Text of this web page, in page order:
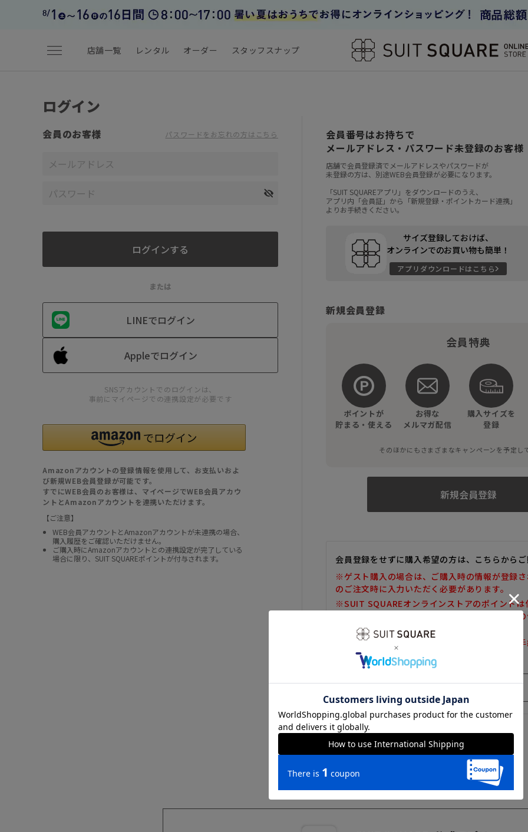
menu 店舗一覧 レンタル オーダー スタッフスナップ
ログイン
会員のお客様 パスワードをお忘れの方はこちら
または
LINEでログイン
Appleでログイン
SNSアカウントでのログインは、
事前にマイページでの連携設定が必要です
Amazonアカウントの登録情報を使用して、お支払いおよ
び新規WEB会員登録が可能です。
すでにWEB会員のお客様は、マイページでWEB会員アカウ
ントとAmazonアカウントを連携いただけます。
【ご注意】
WEB会員アカウントとAmazonアカウントが未連携の場合、
購入履歴をご確認いただけません。
ご購入時にAmazonアカウントとの連携設定が完了している
場合に限り、SUIT SQUAREポイントが付与されます。
会員番号はお持ちで
メールアドレス・パスワード未登録のお客様
店舗で会員登録済でメールアドレスやパスワードが
未登録の方は、別途WEB会員登録が必要になります。
「SUIT SQUAREアプリ」をダウンロードのうえ、
アプリ内「会員証」から「新規登録・ポイントカード連携」
よりお手続きください。
サイズ登録しておけば、
オンラインでのお買い物も簡単！
アプリダウンロードはこちら
新規会員登録
会員特典
ポイントが
貯まる・使える
お得な
メルマガ配信
購入サイズを
登録
そのほかにもさまざまなキャンペーンを予定し
新規会員登録
会員登録をせずに購入希望の方は、こちらからご
※ゲスト購入の場合は、ご購入時の情報が登録
のご注文時に入力いただく必要があります。
※SUIT SQUAREオンラインストアのポイントは
また、ゲスト購入後の会員情報統合・ポイント
しかねます。
※購入履歴の確認、領収書の発行、キャンセル
だけません。